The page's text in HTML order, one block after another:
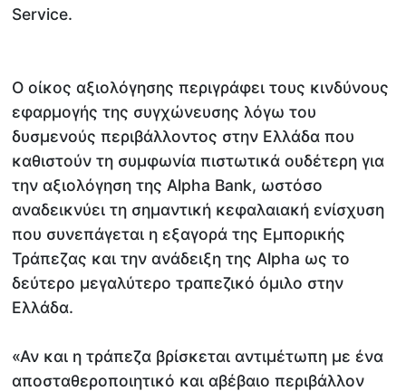
Service.
Ο οίκος αξιολόγησης περιγράφει τους κινδύνους
εφαρμογής της συγχώνευσης λόγω του
δυσμενούς περιβάλλοντος στην Ελλάδα που
καθιστούν τη συμφωνία πιστωτικά ουδέτερη για
την αξιολόγηση της Alpha Bank, ωστόσο
αναδεικνύει τη σημαντική κεφαλαιακή ενίσχυση
που συνεπάγεται η εξαγορά της Εμπορικής
Τράπεζας και την ανάδειξη της Alpha ως το
δεύτερο μεγαλύτερο τραπεζικό όμιλο στην
Ελλάδα.
«Αν και η τράπεζα βρίσκεται αντιμέτωπη με ένα
αποσταθεροποιητικό και αβέβαιο περιβάλλον